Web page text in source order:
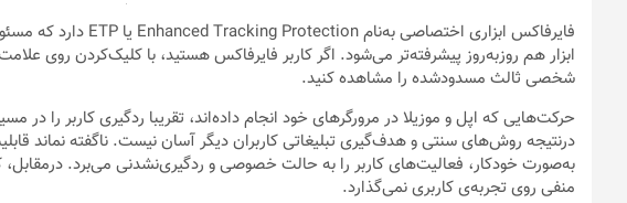
ابزار هم روز‌به‌روز پیشرفته‌تر می‌شود. اگر کاربر فایرفاکس هستید، با کلیک‌کردن روی
شخصی ثالث مسدودشده را مشاهده کنید.
حرکت‌هایی که اپل و موزیلا در مرورگرهای خود انجام داده‌اند، تقریبا ردگیری کاربر را
درنتیجه روش‌های سنتی و هدف‌گیری تبلیغاتی کاربران دیگر آسان نیست. ناگفته نماند
به‌صورت خودکار، فعالیت‌های کاربر را به حالت خصوصی و ردگیری‌نشدنی می‌برد.
منفی روی تجربه‌ی کاربری نمی‌گذارد.